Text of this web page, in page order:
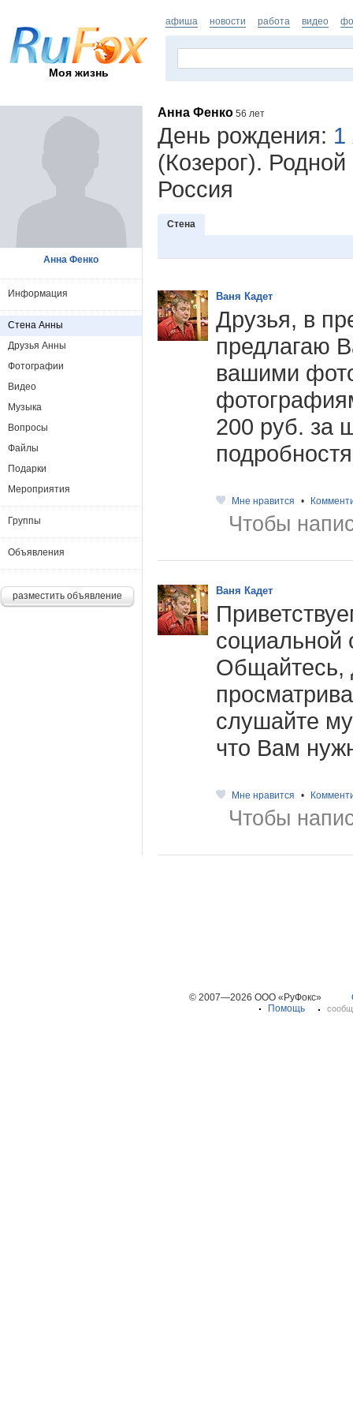
Моя жизнь
афиша новости работа видео
Анна Фенко 56 лет
День рождения: 1
(Козерог).
Россия
Стена
Ваня Кадет
Друзья, в
предлагаю
вашими
200 руб. за
Мне нравится •
Чтобы
Ваня Кадет
Общайтесь,
слушайте
что Вам
Мне нравится •
Чтобы
Анна Фенко
Информация
Стена Анны
Друзья Анны
Фотографии
Видео
Музыка
Вопросы
Файлы
Подарки
Мероприятия
Группы
Объявления
разместить объявление
© 2007—2026 ООО «РуФокс»
Помощь